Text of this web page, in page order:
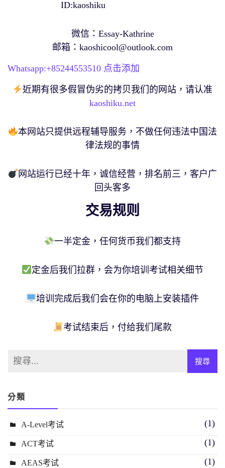
ID:kaoshiku
微信：Essay-Kathrine
邮箱： kaoshicool@outlook.com
Whatsapp:+85244553510 点击添加
近期有很多假冒伪劣的拷贝我们的网站，请认准
kaoshiku.net
本网站只提供远程辅导服务，不做任何违法中国法
律法规的事情
网站运行已经十年，诚信经营，排名前三，客户广
回头客多
交易规则
一半定金，任何货币我们都支持
定金后我们拉群，会为你培训考试相关细节
培训完成后我们会在你的电脑上安装插件
考试结束后，付给我们尾款
分類
A-Level考试 (1)
ACT考试 (1)
AEAS考试 (1)